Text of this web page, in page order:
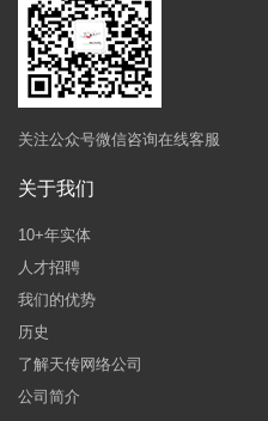
关注公众号微信咨询在线客服
关于我们
10+年实体
人才招聘
我们的优势
历史
了解天传网络公司
公司简介